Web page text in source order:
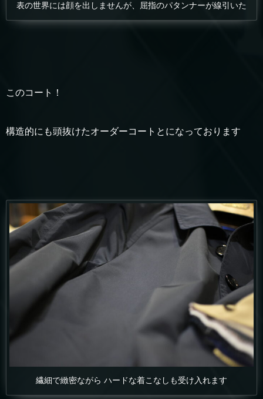
表の世界には顔を出しませんが、屈指のパタンナーが線引いた
このコート！
構造的にも頭抜けたオーダーコートとになっております
繊細で緻密ながら ハードな着こなしも受け入れます